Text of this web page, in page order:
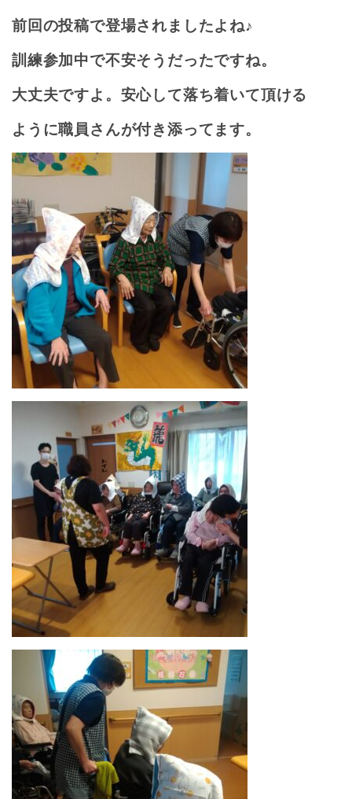
前回の投稿で登場されましたよね♪
訓練参加中で不安そうだったですね。
大丈夫ですよ。安心して落ち着いて頂ける
ように職員さんが付き添ってます。